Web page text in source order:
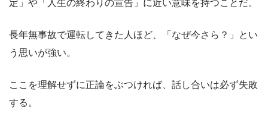
定」や「人生の終わりの宣告」に近い意味を持つことだ。
長年無事故で運転してきた人ほど、「なぜ今さら？」とい
う思いが強い。
ここを理解せずに正論をぶつければ、話し合いは必ず失敗
する。